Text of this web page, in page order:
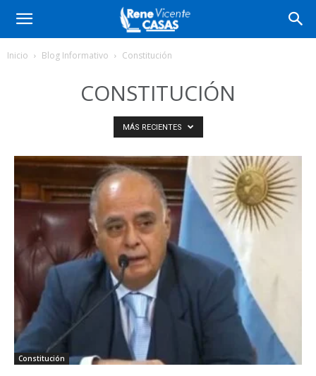
Inicio Blog Informativo Constitución
CONSTITUCIÓN
MÁS RECIENTES
Constitución